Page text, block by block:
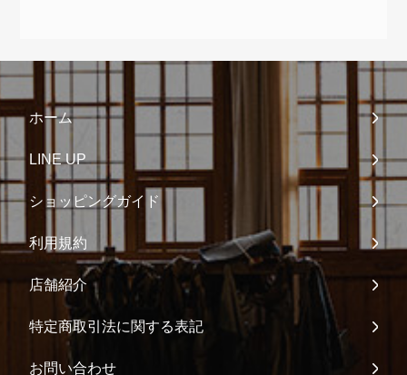
ホーム
LINE UP
ショッピングガイド
利用規約
店舗紹介
特定商取引法に関する表記
お問い合わせ